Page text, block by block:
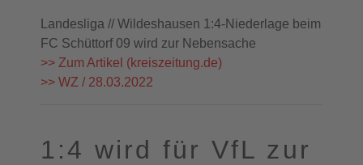
Landesliga // Wildeshausen 1:4-Niederlage beim
FC Schüttorf 09 wird zur Nebensache
>> Zum Artikel (kreiszeitung.de)
>> WZ / 28.03.2022
1:4 wird für VfL zur